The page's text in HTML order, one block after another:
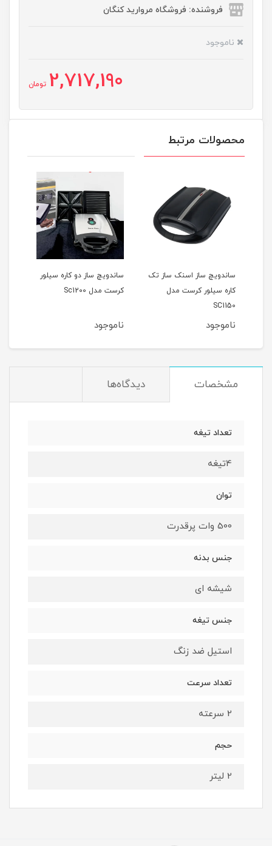
فروشنده: فروشگاه مروارید کنگان
ناموجود
2,717,190 تومان
محصولات مرتبط
ساندویچ ساز اسنک ساز تک
کاره سیلور کرست مدل
SC1150
ناموجود
ساندویچ ساز دو کاره سیلور
کرست مدل Sc1200
ناموجود
مشخصات دیدگاه‌ها
تعداد تیغه
4تیغه
توان
500 وات پرقدرت
جنس بدنه
شیشه ای
جنس تیغه
استیل ضد زنگ
تعداد سرعت
2 سرعته
حجم
2 لیتر